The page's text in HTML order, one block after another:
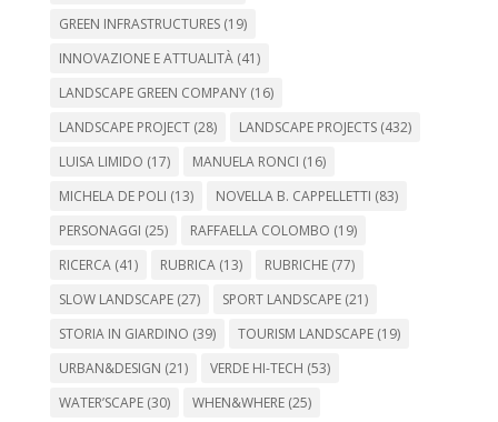
GREEN INFRASTRUCTURES(19)
INNOVAZIONE E ATTUALITÀ(41)
LANDSCAPE GREEN COMPANY(16)
LANDSCAPE PROJECT(28) LANDSCAPE PROJECTS(432)
LUISA LIMIDO (17) MANUELA RONCI (16)
MICHELA DE POLI (13) NOVELLA B. CAPPELLETTI (83)
PERSONAGGI (25) RAFFAELLA COLOMBO (19)
RICERCA(41) RUBRICA(13) RUBRICHE(77)
SLOW LANDSCAPE(27) SPORT LANDSCAPE(21)
STORIA IN GIARDINO (39) TOURISM LANDSCAPE(19)
URBAN&DESIGN (21) VERDE HI-TECH (53)
WATER’SCAPE(30) WHEN&WHERE(25)